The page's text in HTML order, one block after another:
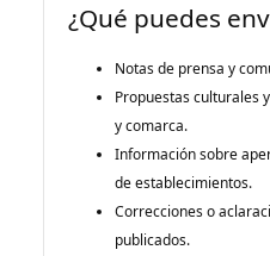
¿Qué puedes
Notas de prensa y
Propuestas culturales
y comarca.
Información sobre
de establecimientos.
Correcciones o
publicados.